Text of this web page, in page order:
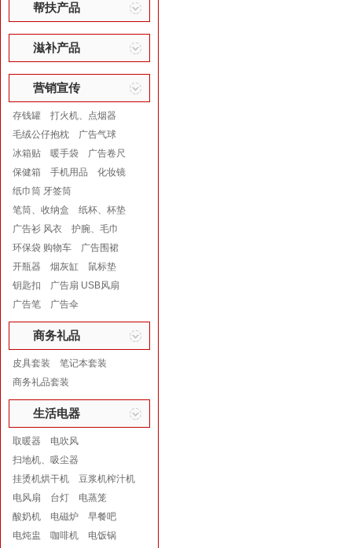
帮扶产品
滋补产品
营销宣传
存钱罐
打火机、点烟器
毛绒公仔抱枕
广告气球
冰箱贴
暖手袋
广告卷尺
保健箱
手机用品
化妆镜
纸巾筒 牙签筒
笔筒、收纳盒
纸杯、杯垫
广告衫 风衣
护腕、毛巾
环保袋 购物车
广告围裙
开瓶器
烟灰缸
鼠标垫
钥匙扣
广告扇 USB风扇
广告笔
广告伞
商务礼品
皮具套装
笔记本套装
商务礼品套装
生活电器
取暖器
电吹风
扫地机、吸尘器
挂烫机烘干机
豆浆机榨汁机
电风扇
台灯
电蒸笼
酸奶机
电磁炉
早餐吧
电炖盅
咖啡机
电饭锅